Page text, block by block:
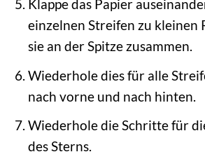
Klappe das Papier
einzelnen Streifen zu kleinen
sie an der Spitze zusammen.
Wiederhole dies für alle
nach vorne und nach hinten.
Wiederhole die Schritte für
des Sterns.